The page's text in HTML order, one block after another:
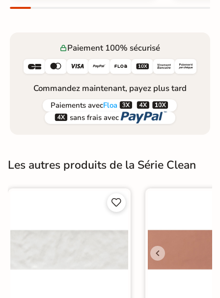
Paiement 100% sécurisé
     
Commandez maintenant, payez plus tard
Paiements avecFloa  
 sans frais avec 
Les autres produits de la Série Clean

